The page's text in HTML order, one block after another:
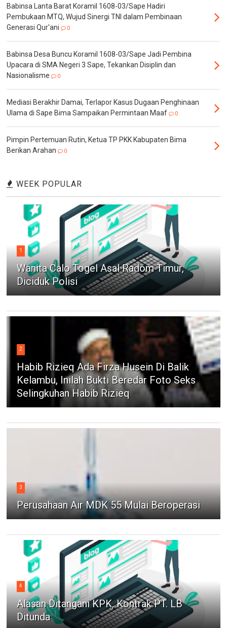
Babinsa Lanta Barat Koramil 1608-03/Sape Hadiri
Pembukaan MTQ, Wujud Sinergi TNI dalam Pembinaan
Generasi Qur'ani
0
Babinsa Desa Buncu Koramil 1608-03/Sape Jadi Pembina
Upacara di SMA Negeri 3 Sape, Tekankan Disiplin dan
Nasionalisme
0
Mediasi Berakhir Damai, Terlapor Kasus Dugaan Penghinaan
Ulama di Sape Bima Sampaikan Permintaan Maaf
0
Pimpin Pertemuan Rutin, Ketua TP PKK Kabupaten Bima
Berikan Arahan
0
WEEK POPULAR
1
Wanita Calo Togel Asal Radom Timur,
Diciduk Polisi
2
Habib Rizieq Ada Firza Husein Di Balik
Kelambu, Inilah Bukti Beredar Foto Seks
Selingkuhan Habib Rizieq
3
Perusahaan Air MDK 55 Mulai Beroperasi
4
Alasan Ditangani KPK, Kontrak PT. LB
Ditunda